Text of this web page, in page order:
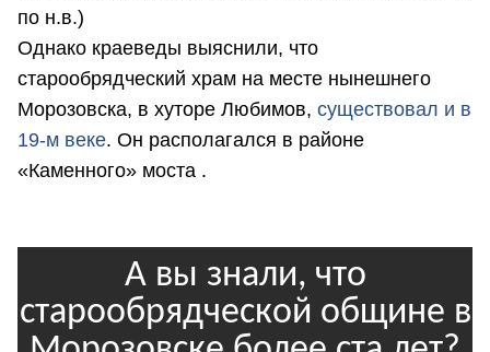
по н.в.)
Однако краеведы выяснили, что
старообрядческий храм на месте нынешнего
Морозовска, в хуторе Любимов, существовал и в
19-м веке. Он располагался в районе
«Каменного» моста .